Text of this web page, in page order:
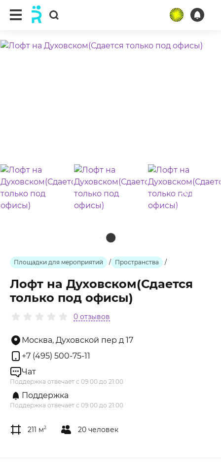
ещё 5 фото
Площадки для мероприятий / Пространства /
Лофт на Духовском(Сдается
только под офисы)
0 отзывов
Москва, Духовской пер д 17
+7 (495) 500-75-11
Чат
Поддержка отвечает с 09:00 до 21:00
Поддержка
Поддержка отвечает с 09:00 до 21:00
211 м2 20 человек